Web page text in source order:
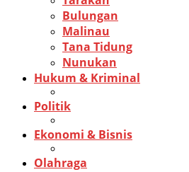
Bulungan
Malinau
Tana Tidung
Nunukan
Hukum & Kriminal
Politik
Ekonomi & Bisnis
Olahraga